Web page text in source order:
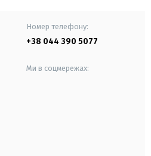
Номер телефону:
+38 044 390 5077
Ми в соцмережах: